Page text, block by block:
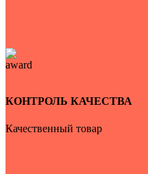
КОНТРОЛЬ КАЧЕСТВА
Качественный товар